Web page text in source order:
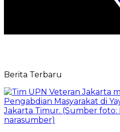
Berita Terbaru